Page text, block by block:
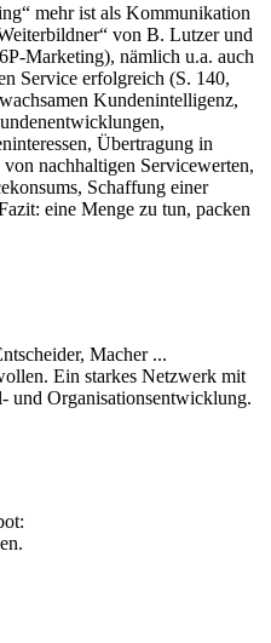
mehr ist als Kommunikation
von B. Lutzer und
Marketing), nämlich u.a. auch
Service erfolgreich (S. 140,
Kundenintelligenz,
Übertragung in
nachhaltigen Servicewerten,
Schaffung einer
eine Menge zu tun, packen
Macher ...
Ein starkes Netzwerk mit
und Organisationsentwicklung.